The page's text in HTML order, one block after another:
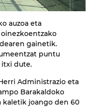
auzoa eta
gainetik.
puntu
itxi dute.
Administrazio eta
Barakaldoko
joango den 60